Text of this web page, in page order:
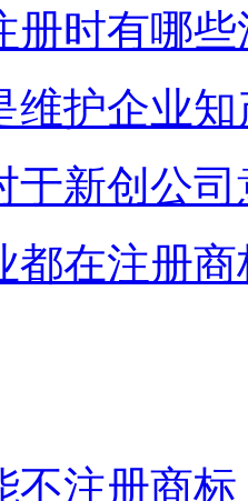
册时有哪
维护企业
于新创公
都在注册
不注册商标